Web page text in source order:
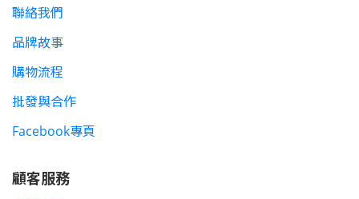
聯絡我們
品牌故事
購物流程
批發與合作
Facebook專頁
顧客服務